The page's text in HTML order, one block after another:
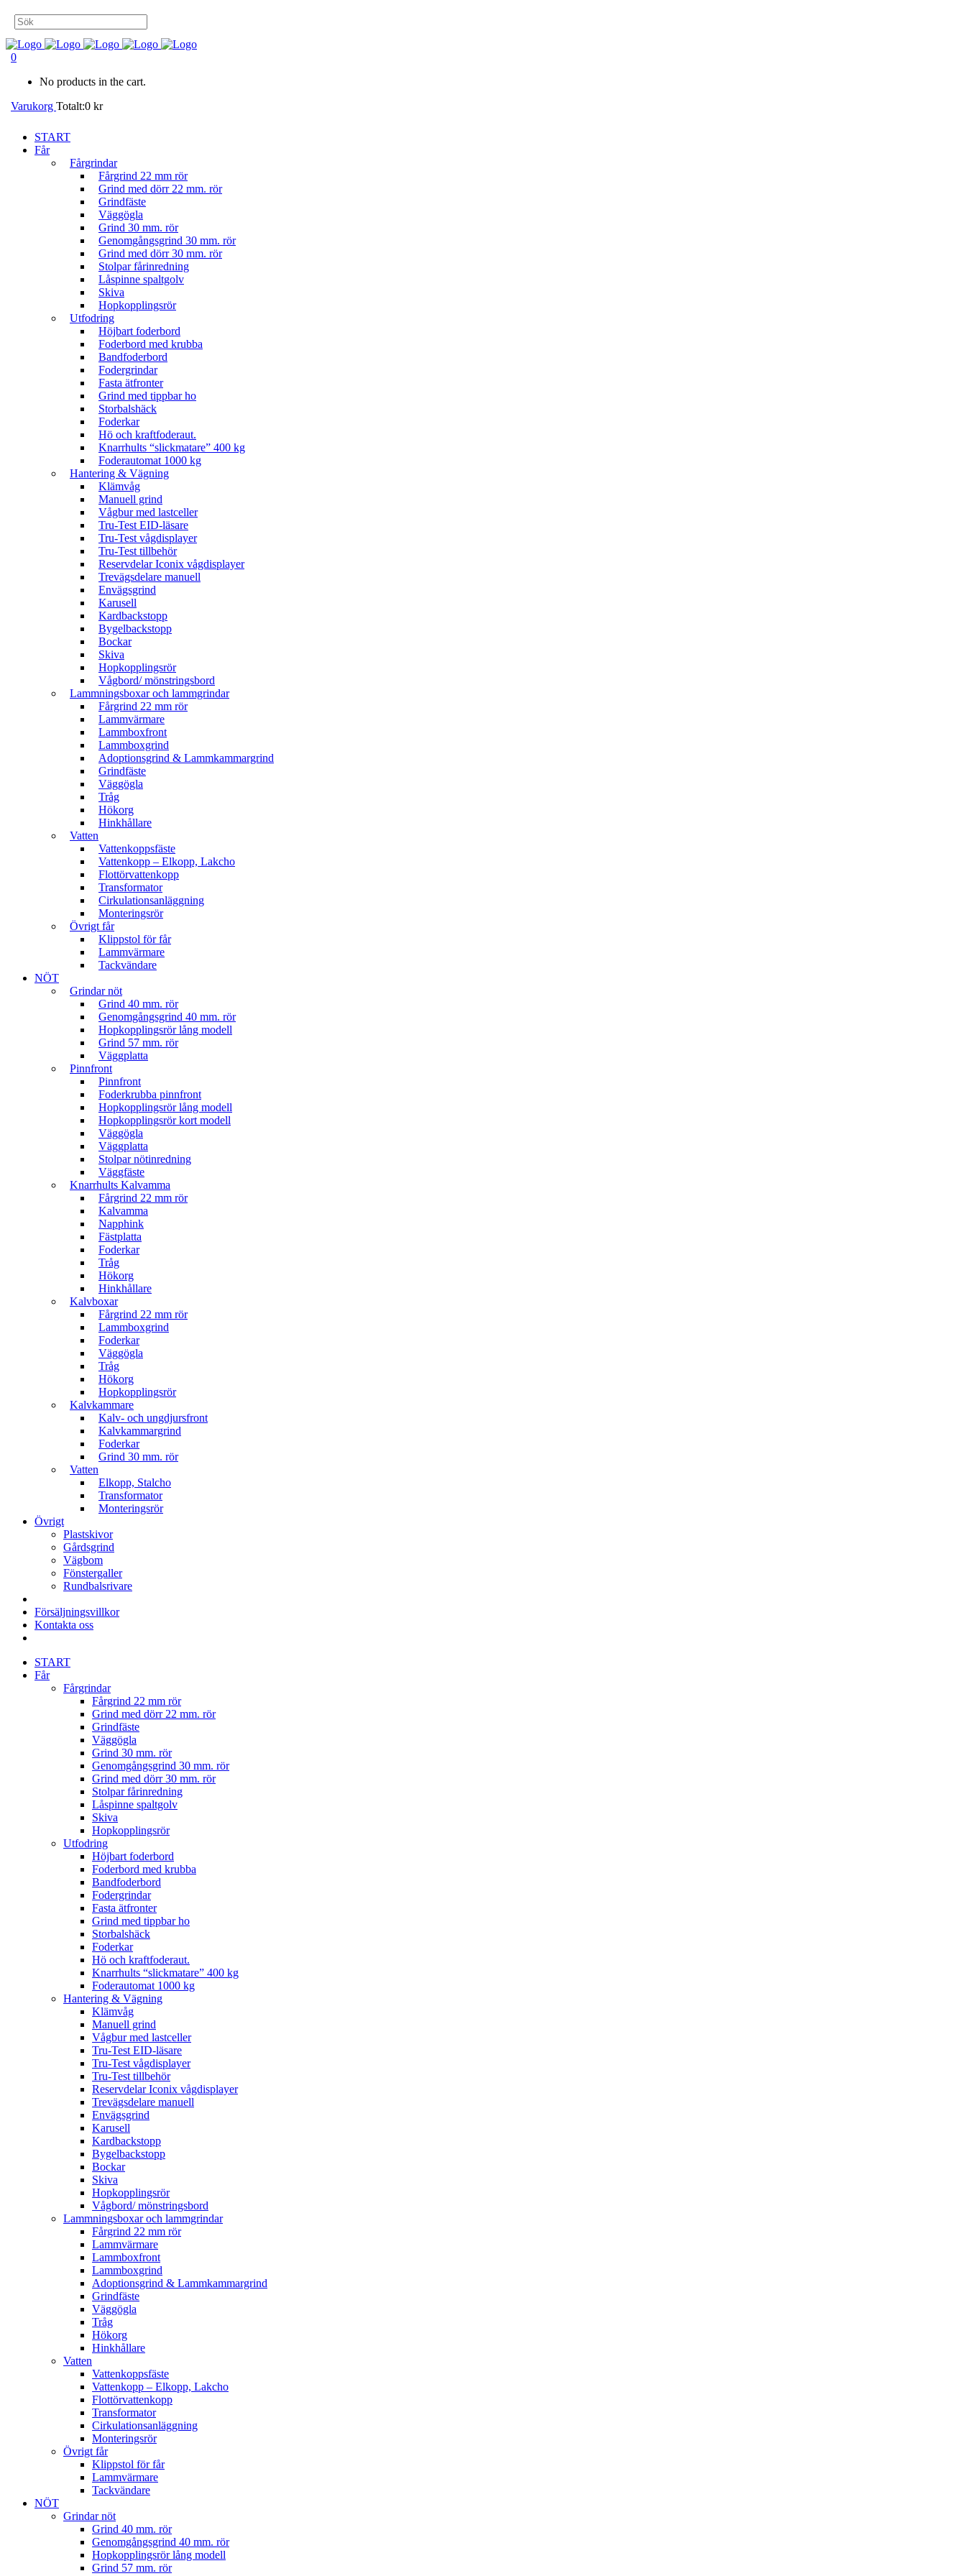
0
No products in the cart.
Varukorg Totalt:0 kr
START
Får
Fårgrindar
Fårgrind 22 mm rör
Grind med dörr 22 mm. rör
Grindfäste
Väggögla
Grind 30 mm. rör
Genomgångsgrind 30 mm. rör
Grind med dörr 30 mm. rör
Stolpar fårinredning
Låspinne spaltgolv
Skiva
Hopkopplingsrör
Utfodring
Höjbart foderbord
Foderbord med krubba
Bandfoderbord
Fodergrindar
Fasta ätfronter
Grind med tippbar ho
Storbalshäck
Foderkar
Hö och kraftfoderaut.
Knarrhults “slickmatare” 400 kg
Foderautomat 1000 kg
Hantering & Vägning
Klämvåg
Manuell grind
Vågbur med lastceller
Tru-Test EID-läsare
Tru-Test vågdisplayer
Tru-Test tillbehör
Reservdelar Iconix vågdisplayer
Trevägsdelare manuell
Envägsgrind
Karusell
Kardbackstopp
Bygelbackstopp
Bockar
Skiva
Hopkopplingsrör
Vågbord/ mönstringsbord
Lammningsboxar och lammgrindar
Fårgrind 22 mm rör
Lammvärmare
Lammboxfront
Lammboxgrind
Adoptionsgrind & Lammkammargrind
Grindfäste
Väggögla
Tråg
Hökorg
Hinkhållare
Vatten
Vattenkoppsfäste
Vattenkopp – Elkopp, Lakcho
Flottörvattenkopp
Transformator
Cirkulationsanläggning
Monteringsrör
Övrigt får
Klippstol för får
Lammvärmare
Tackvändare
NÖT
Grindar nöt
Grind 40 mm. rör
Genomgångsgrind 40 mm. rör
Hopkopplingsrör lång modell
Grind 57 mm. rör
Väggplatta
Pinnfront
Pinnfront
Foderkrubba pinnfront
Hopkopplingsrör lång modell
Hopkopplingsrör kort modell
Väggögla
Väggplatta
Stolpar nötinredning
Väggfäste
Knarrhults Kalvamma
Fårgrind 22 mm rör
Kalvamma
Napphink
Fästplatta
Foderkar
Tråg
Hökorg
Hinkhållare
Kalvboxar
Fårgrind 22 mm rör
Lammboxgrind
Foderkar
Väggögla
Tråg
Hökorg
Hopkopplingsrör
Kalvkammare
Kalv- och ungdjursfront
Kalvkammargrind
Foderkar
Grind 30 mm. rör
Vatten
Elkopp, Stalcho
Transformator
Monteringsrör
Övrigt
Plastskivor
Gårdsgrind
Vägbom
Fönstergaller
Rundbalsrivare
Försäljningsvillkor
Kontakta oss
START
Får
Fårgrindar
Fårgrind 22 mm rör
Grind med dörr 22 mm. rör
Grindfäste
Väggögla
Grind 30 mm. rör
Genomgångsgrind 30 mm. rör
Grind med dörr 30 mm. rör
Stolpar fårinredning
Låspinne spaltgolv
Skiva
Hopkopplingsrör
Utfodring
Höjbart foderbord
Foderbord med krubba
Bandfoderbord
Fodergrindar
Fasta ätfronter
Grind med tippbar ho
Storbalshäck
Foderkar
Hö och kraftfoderaut.
Knarrhults “slickmatare” 400 kg
Foderautomat 1000 kg
Hantering & Vägning
Klämvåg
Manuell grind
Vågbur med lastceller
Tru-Test EID-läsare
Tru-Test vågdisplayer
Tru-Test tillbehör
Reservdelar Iconix vågdisplayer
Trevägsdelare manuell
Envägsgrind
Karusell
Kardbackstopp
Bygelbackstopp
Bockar
Skiva
Hopkopplingsrör
Vågbord/ mönstringsbord
Lammningsboxar och lammgrindar
Fårgrind 22 mm rör
Lammvärmare
Lammboxfront
Lammboxgrind
Adoptionsgrind & Lammkammargrind
Grindfäste
Väggögla
Tråg
Hökorg
Hinkhållare
Vatten
Vattenkoppsfäste
Vattenkopp – Elkopp, Lakcho
Flottörvattenkopp
Transformator
Cirkulationsanläggning
Monteringsrör
Övrigt får
Klippstol för får
Lammvärmare
Tackvändare
NÖT
Grindar nöt
Grind 40 mm. rör
Genomgångsgrind 40 mm. rör
Hopkopplingsrör lång modell
Grind 57 mm. rör